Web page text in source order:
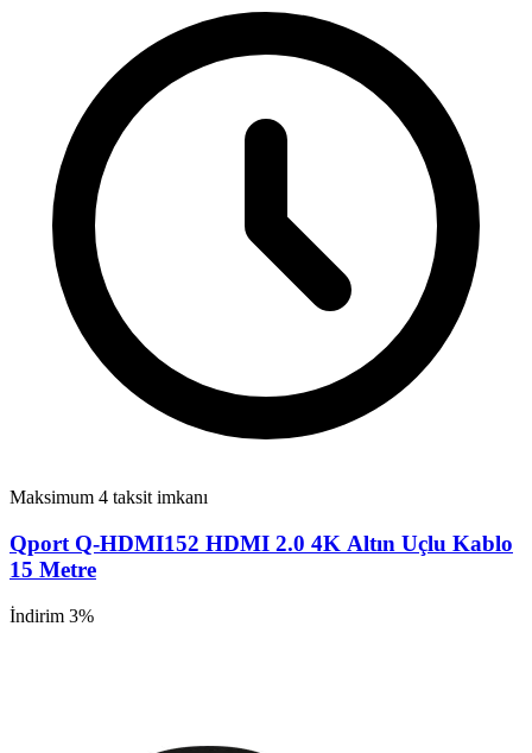
Maksimum 4 taksit imkanı
Qport Q-HDMI152 HDMI 2.0 4K Altın Uçlu Kablo
15 Metre
İndirim 3%